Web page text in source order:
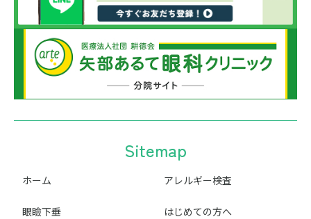
Sitemap
ホーム アレルギー検査
眼瞼下垂 はじめての方へ